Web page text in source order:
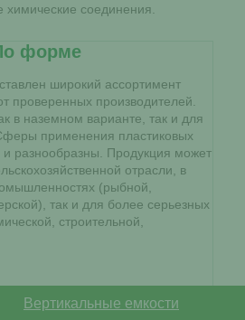
соединения.
форме
широкий ассортимент
проверенных производителей.
в наземном варианте, так и для
применения пластиковых
разнообразны. Продукция может
отрасли, в
(рыбной,
так и для более серьезных
строительной,
Вертикальные емкости